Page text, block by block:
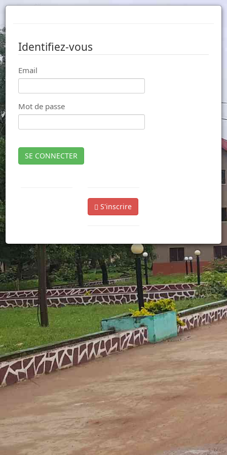
Identifiez-vous
Email
Mot de passe
SE CONNECTER
S'inscrire